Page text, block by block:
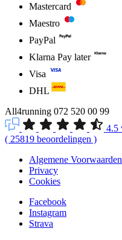
Mastercard
Maestro
PayPal
Klarna Pay later
Visa
DHL
All4running 072 520 00 99
4.5
( 25819 beoordelingen )
Algemene Voorwaarden
Privacy
Cookies
Facebook
Instagram
Strava